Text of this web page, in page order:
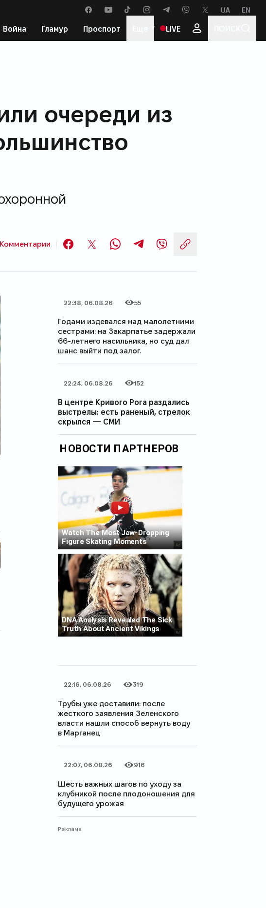
facebookyoutubetiktokinstagramtelegram
viber x ЯЗЫК САЙТА
UA EN
Война Гламур Проспорт LIVE
очереди из
Комментарии
Поделиться:
Facebook
X Whatsapp
Telegram
ViberСкопировать
Дата публикации
22:38, 06.08.26
Количество просмотров
55
Годами издевался над малолетними
сестрами: на Закарпатье задержали
66-летнего насильника, но суд дал
шанс выйти под залог.
Дата публикации
22:24, 06.08.26
Количество просмотров
152
В центре Кривого Рога раздались
выстрелы: есть раненый, стрелок
скрылся — СМИ
Дата публикации
22:16, 06.08.26
Количество просмотров
319
Трубы уже доставили: после
жесткого заявления Зеленского
власти нашли способ вернуть воду
в Марганец
Дата публикации
22:07, 06.08.26
Количество просмотров
916
Шесть важных шагов по уходу за
клубникой после плодоношения для
будущего урожая
Реклама